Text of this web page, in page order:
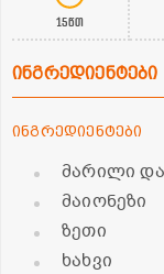
15წთ
ინგრედიენტები
ინგრედიენტები
მარილი
მაიონეზი
ზეთი
ხახვი